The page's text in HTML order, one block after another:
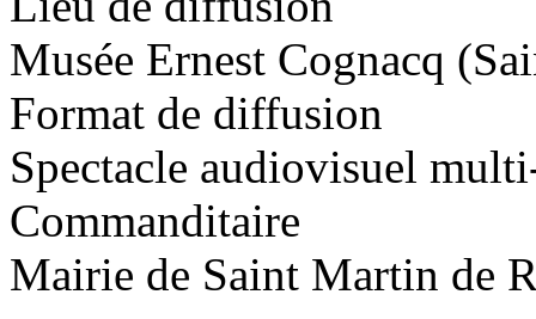
Musée Ernest Cognacq
Format de diffusion
Spectacle audiovisuel
Commanditaire
Mairie de Saint Martin de